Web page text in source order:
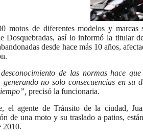
Regionetnoticias / Agua
Caldas
Regionetnoticias / Población
Vallecaucana
Regionetnoticias / Villarrica
motos de diferentes modelos y
Dosquebradas, así lo informó la titular
desde hace más 10 años,
de las normas hace
generando no solo consecuencias en
precisó la funcionaria.
el agente de Tránsito de la ciudad,
de una moto y su traslado a patios,
2010.